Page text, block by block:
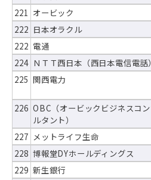
221 オービック
222 日本オラクル
222 電通
224 ＮＴＴ西日本（西日本電信電話）
225 関西電力
226 OBC（オービックビジネスコ
ルタント）
227 メットライフ生命
228 博報堂DYホールディングス
229 新生銀行